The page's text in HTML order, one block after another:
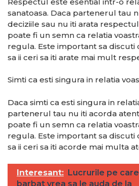
sanatoasa. Daca partenerul tau
deciziile sau nu iti arata
poate fi un semn ca relatia
regula. Este important sa
sa ii ceri sa iti arate mai mult
Simti ca esti singura in relatia
Daca simti ca esti singura in
partenerul tau nu iti acorda
poate fi un semn ca relatia
regula. Este important sa
sa ii ceri sa iti acorde mai multa
Interesant: Lucrurile pe
barbat vrea sa le auda de la